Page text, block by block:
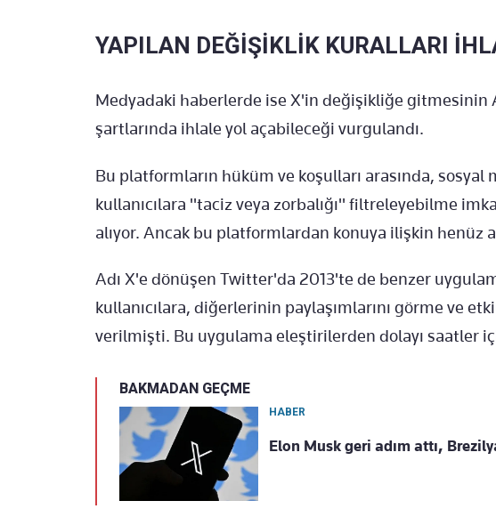
YAPILAN DEĞİŞİKLİK KURALLARI
Medyadaki haberlerde ise X'in değişikliğe gitmesinin
şartlarında ihlale yol açabileceği vurgulandı.
Bu platformların hüküm ve koşulları arasında, sosyal
kullanıcılara "taciz veya zorbalığı" filtreleyebilme
alıyor. Ancak bu platformlardan konuya ilişkin henüz
Adı X'e dönüşen Twitter'da 2013'te de benzer
kullanıcılara, diğerlerinin paylaşımlarını görme ve
verilmişti. Bu uygulama eleştirilerden dolayı saatler
BAKMADAN GEÇME
HABER
Elon Musk geri adım attı,